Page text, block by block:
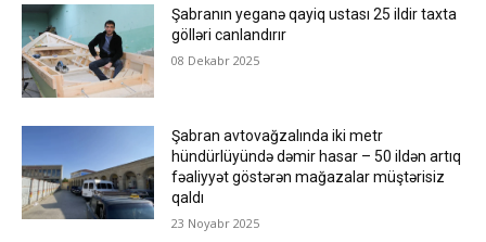
Şabranın yeganə qayiq ustası 25 ildir taxta
gölləri canlandırır
08 Dekabr 2025
Şabran avtovağzalında iki metr
hündürlüyündə dəmir hasar – 50 ildən artıq
fəaliyyət göstərən mağazalar müştərisiz
qaldı
23 Noyabr 2025